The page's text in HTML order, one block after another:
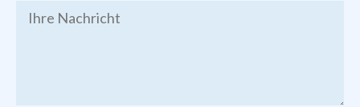
Festschrift